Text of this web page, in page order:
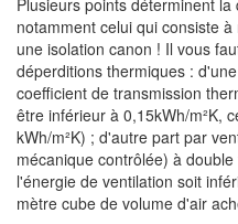
Plusieurs points déterminent
notamment celui qui consiste
une isolation canon ! Il vous
déperditions thermiques :
coefficient de transmission
être inférieur à 0,15kWh/m²K,
kWh/m²K) ; d'autre part par
mécanique contrôlée) à
l'énergie de ventilation soit
mètre cube de volume d'air